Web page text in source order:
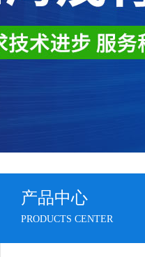
产品中心
PRODUCTS CENTER